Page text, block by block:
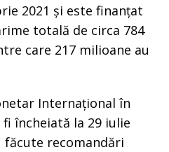
2021 și este finanțat
totală de circa 784
care 217 milioane au
Internațional în
încheiată la 29 iulie
recomandări